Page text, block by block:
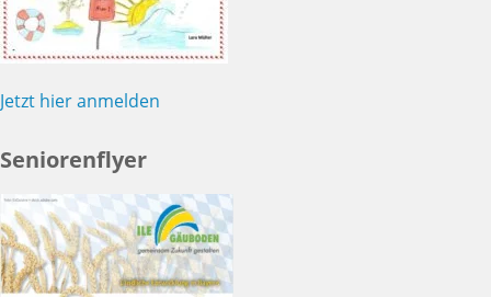
Jetzt hier anmelden
Seniorenflyer